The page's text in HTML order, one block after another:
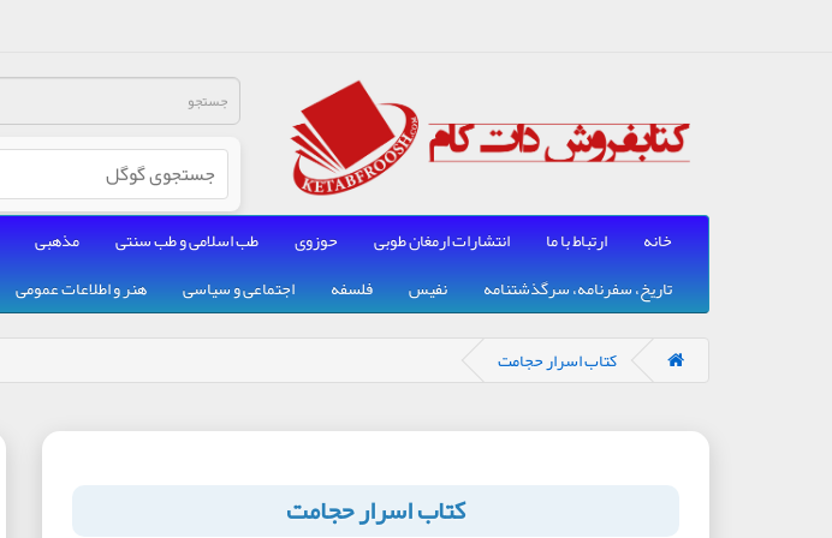
خانه ارتباط با ما انتشارات ارمغان طوبی حوزوی طب اسلامی و طب سنتی مذهبی
تاریخ، سفرنامه، سرگذشتنامه
نفیس فلسفه اجتماعی و سیاسی هنر و اطلاعات عمومی
کتاب اسرار حجامت
کتاب اسرار حجامت